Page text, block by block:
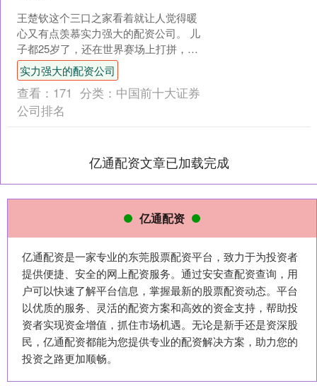
王楚钦这个三口之家看着就让人觉得暖
心又有点羡慕实力强大的配资公司。 儿
子都25岁了，还在世界赛场上打拼，爸
妈跟他关系却一直很近，不远不黏。偶
尔拍到他们在赛场外一....
实力强大的配资公司
查看： 171 分类： 中国前十大证券
公司排名
亿通配资文章已加载完成
亿通配资
亿通配资是一家专业的东莞股票配资平台，致力于为投资者
提供便捷、安全的网上配资服务。通过安安查配资查询，用
户可以快速了解平台信息，掌握最新的股票配资动态。平台
以优质的服务、灵活的配资方案和高效的资金支持，帮助投
资者实现资金增值，抓住市场机遇。无论是新手还是资深股
民，亿通配资都能为您提供专业的配资解决方案，助力您的
投资之路更加顺畅。